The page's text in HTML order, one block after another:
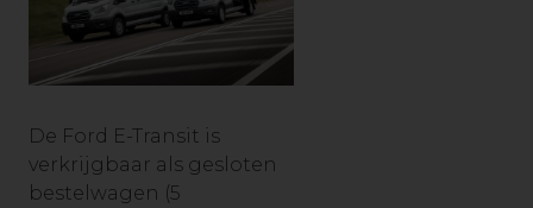
De Ford E-Transit is
verkrijgbaar als gesloten
bestelwagen (5